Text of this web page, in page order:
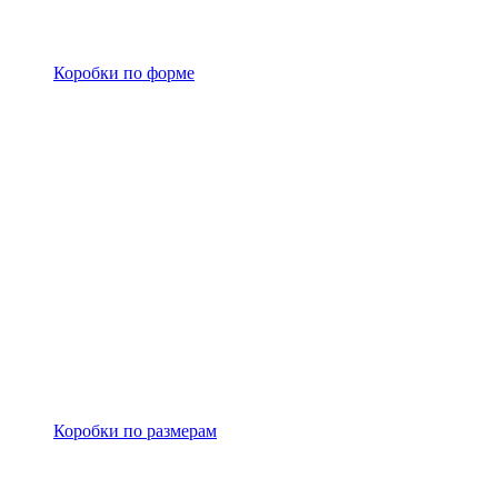
Коробки по форме
Коробки по размерам